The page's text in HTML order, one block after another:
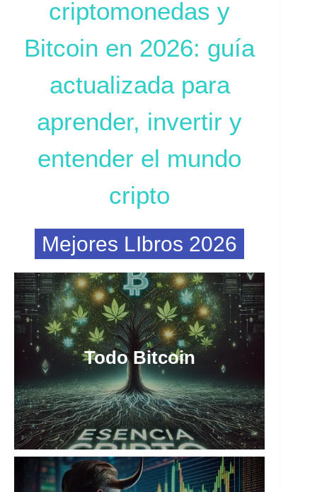
criptomonedas y
Bitcoin en 2026: guía
actualizada para
aprender, invertir y
entender el mundo
cripto
Mejores LIbros 2026
Todo Bitcoin